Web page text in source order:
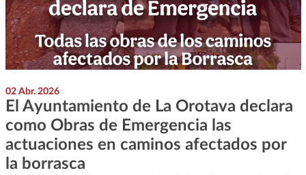
02 Abr. 2026
El Ayuntamiento de La Orotava declara
como Obras de Emergencia las
actuaciones en caminos afectados por
la borrasca